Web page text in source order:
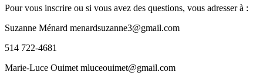
Pour vous inscrire ou si vous avez des questions, vous adresser à :
Suzanne Ménard menardsuzanne3@gmail.com
514 722-4681
Marie-Luce Ouimet mluceouimet@gmail.com